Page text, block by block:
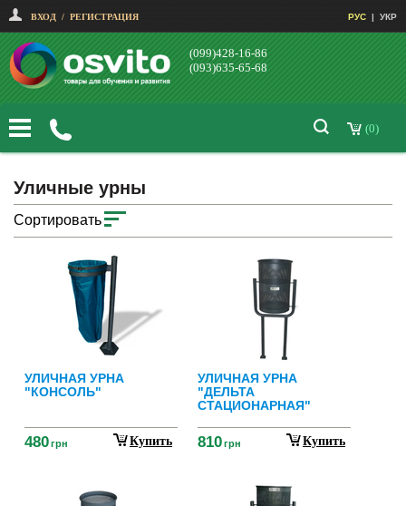
ВХОД / РЕГИСТРАЦИЯ РУС | УКР
(099)428-16-86
(093)635-65-68
(0)
Уличные урны
Сортировать
УЛИЧНАЯ УРНА
"КОНСОЛЬ"
480грн Купить
УЛИЧНАЯ УРНА
"ДЕЛЬТА
СТАЦИОНАРНАЯ"
810грн Купить